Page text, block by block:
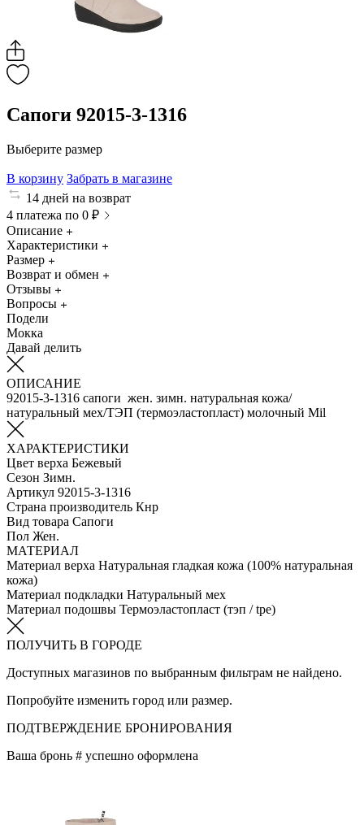
Сапоги 92015-3-1316
Выберите размер
В корзину Забрать в магазине
14 дней на возврат
4 платежа по 0 ₽
Описание
Характеристики
Размер
Возврат и обмен
Отзывы
Вопросы
Подели
Мокка
Давай делить
ОПИСАНИЕ
92015-3-1316 сапоги жен. зимн. натуральная кожа/
натуральный мех/ТЭП (термоэластопласт) молочный Mil
ХАРАКТЕРИСТИКИ
Цвет верха Бежевый
Сезон Зимн.
Артикул 92015-3-1316
Страна производитель Кнр
Вид товара Сапоги
Пол Жен.
МАТЕРИАЛ
Материал верха Натуральная гладкая кожа (100% натуральная
кожа)
Материал подкладки Натуральный мех
Материал подошвы Термоэластопласт (тэп / tpe)
ПОЛУЧИТЬ В ГОРОДЕ
Доступных магазинов по выбранным фильтрам не найдено.
Попробуйте изменить город или размер.
ПОДТВЕРЖДЕНИЕ БРОНИРОВАНИЯ
Ваша бронь # успешно оформлена